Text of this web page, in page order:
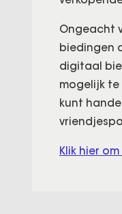
Ongeacht
biedingen
digitaal
mogelijk
kunt
Klik hier